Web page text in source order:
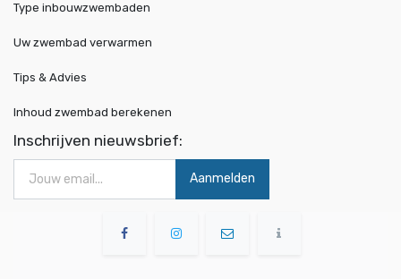
Type inbouwzwembaden
Uw zwembad verwarmen
Tips & Advies
Inhoud zwembad berekenen
Inschrijven nieuwsbrief:
Aanmelden